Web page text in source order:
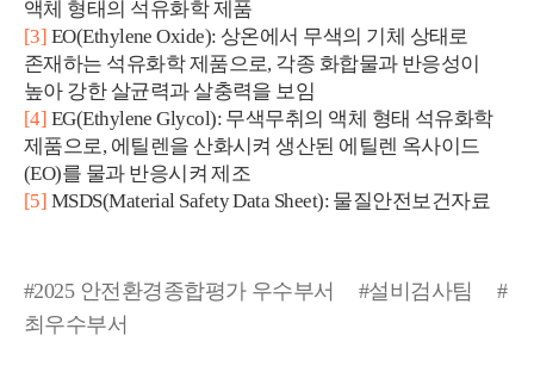
액체 형태의 석유화학 제품
[3] EO(Ethylene Oxide): 상온에서 무색의 기체 상태로
존재하는 석유화학 제품으로, 각종 화합물과 반응성이
높아 강한 살균력과 살충력을 보임
[4] EG(Ethylene Glycol): 무색무취의 액체 형태 석유화학
제품으로, 에틸렌을 산화시켜 생산된 에틸렌 옥사이드
(EO)를 물과 반응시켜 제조
[5] MSDS(Material Safety Data Sheet): 물질안전보건자료
#2025 안전환경종합평가 우수부서 #설비검사팀
#
최우수부서